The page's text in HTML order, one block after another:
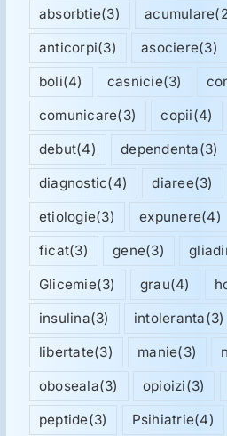
absorbtie(3) acumulare
anticorpi(3) asociere(3)
boli(4) casnicie(3)
comunicare(3) copii(4)
debut(4) dependenta(3)
diagnostic(4) diaree(3)
etiologie(3) expunere(4)
ficat(3) gene(3)
Glicemie(3) grau(4)
insulina(3) intoleranta(3)
libertate(3) manie(3)
oboseala(3) opioizi(3)
peptide(3) Psihiatrie(4)